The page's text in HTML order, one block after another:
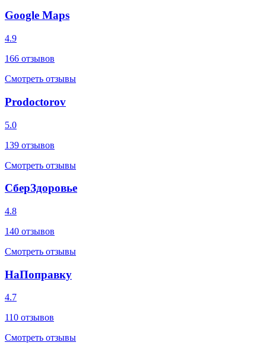
Google Maps
4.9
166 отзывов
Смотреть отзывы
Prodoctorov
5.0
139 отзывов
Смотреть отзывы
СберЗдоровье
4.8
140 отзывов
Смотреть отзывы
НаПоправку
4.7
110 отзывов
Смотреть отзывы